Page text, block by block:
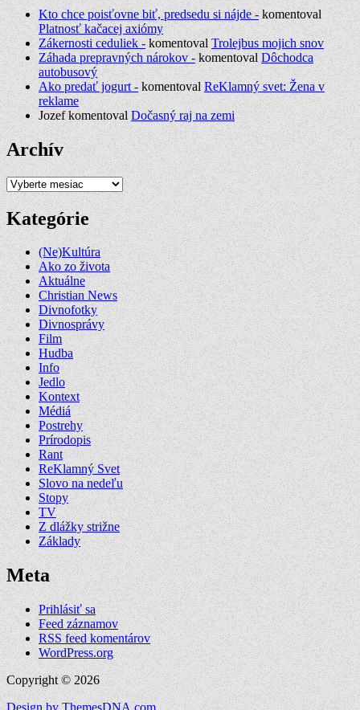
Kto chce poisťovne biť, predsedu si nájde -komentoval
Platnosť kačacej axiómy
Zákernosti ceduliek -komentovalTrolejbus mojich snov
Záhada prepravných nárokov -komentovalDôchodca
autobusový
Ako predať jogurt -komentovalReKlamný svet: Žena v
reklame
JozefkomentovalDočasný raj na zemi
Archív
Archív
Kategórie
(Ne)Kultúra
Ako zo života
Aktuálne
Christian News
Divnofotky
Divnosprávy
Film
Hudba
Info
Jedlo
Kontext
Médiá
Postrehy
Prírodopis
Rant
ReKlamný Svet
Slovo na nedeľu
Stopy
TV
Z dlážky strižne
Základy
Meta
Prihlásiť sa
Feed záznamov
RSS feed komentárov
WordPress.org
Copyright © 2026